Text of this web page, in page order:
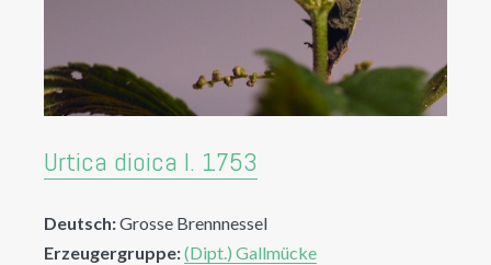
Urtica dioica l. 1753
Deutsch:Grosse Brennnessel
Erzeugergruppe:(Dipt.) Gallmücke